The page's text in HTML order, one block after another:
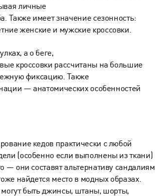
личные
Также имеет значение сезонность:
женские и мужские кроссовки.
а о беге,
кроссовки рассчитаны на большие
фиксацию. Также
— анатомических особенностей
кедов практически с любой
(особенно если выполнены из ткани)
— они составят альтернативу сандалиям
найдется место в модных образах.
могут быть джинсы, штаны, шорты,